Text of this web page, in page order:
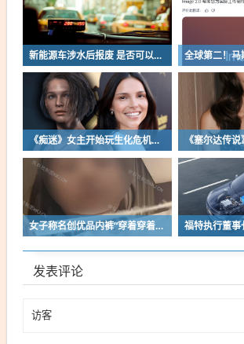
新能源车涉水后报废 是否可以全损理赔
《痴迷》女主开始玩生化危机了！自曝有参演机会
女子称名创优品内裤“穿着穿着掉了”让其颜面尽失 品牌方客服回应：已启动紧急调查
发表评论